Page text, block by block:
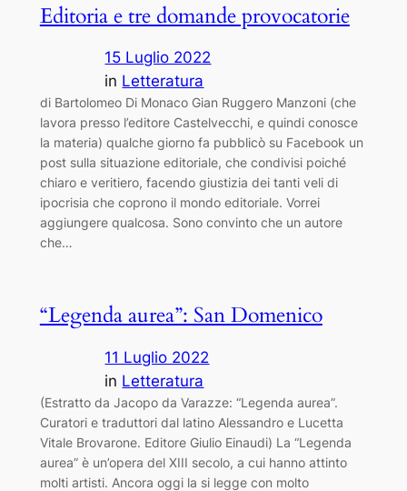
Editoria e tre domande provocatorie
15 Luglio 2022
in Letteratura
di Bartolomeo Di Monaco Gian Ruggero Manzoni (che
lavora presso l’editore Castelvecchi, e quindi conosce
la materia) qualche giorno fa pubblicò su Facebook un
post sulla situazione editoriale, che condivisi poiché
chiaro e veritiero, facendo giustizia dei tanti veli di
ipocrisia che coprono il mondo editoriale. Vorrei
aggiungere qualcosa. Sono convinto che un autore
che…
“Legenda aurea”: San Domenico
11 Luglio 2022
in Letteratura
(Estratto da Jacopo da Varazze: “Legenda aurea”.
Curatori e traduttori dal latino Alessandro e Lucetta
Vitale Brovarone. Editore Giulio Einaudi) La “Legenda
aurea” è un’opera del XIII secolo, a cui hanno attinto
molti artisti. Ancora oggi la si legge con molto